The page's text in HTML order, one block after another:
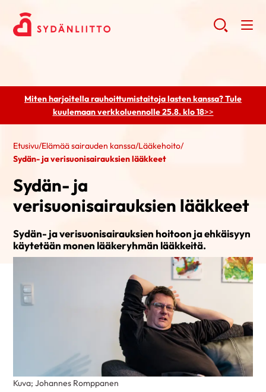
Miten harjoitella rauhoittumistaitoja lasten kanssa? Tule
kuulemaanverkkoluennolle 25.8. klo 18>>
Etusivu/Elämää sairauden kanssa/Lääkehoito/
Sydän- ja verisuonisairauksien lääkkeet
Sydän- ja
verisuonisairauksien lääkkeet
Sydän- ja verisuonisairauksien hoitoon ja ehkäisyyn
käytetään monen lääkeryhmän lääkkeitä.
Kuva; Johannes Romppanen